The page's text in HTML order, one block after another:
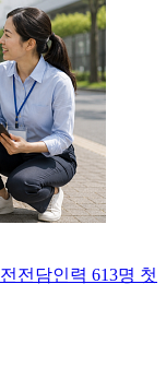
전담인력 613명 첫